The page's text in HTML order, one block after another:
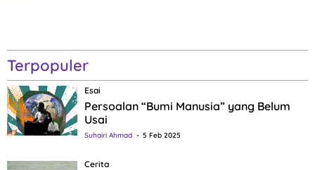
Terpopuler
Esai
Persoalan “Bumi Manusia” yang Belum
Usai
Suhairi Ahmad 5 Feb 2025
Cerita